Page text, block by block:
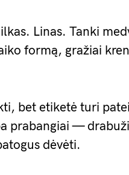
Linas. Tanki
formą, gražiai
bet etiketė turi
prabangiai —
dėvėti.